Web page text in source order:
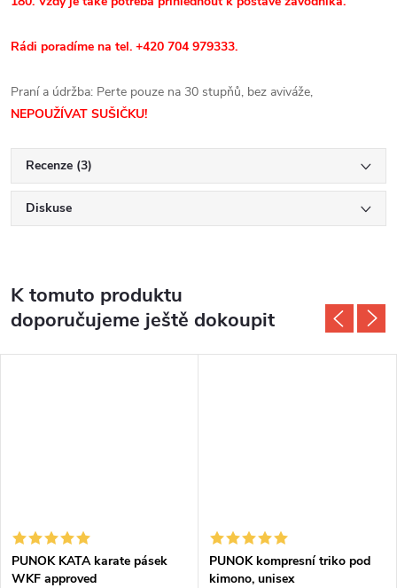
Rádi poradíme na tel. +420 704 979333.
Praní a údržba: Perte pouze na 30 stupňů, bez aviváže,
NEPOUŽÍVAT SUŠIČKU!
Recenze (3)
Diskuse
K tomuto produktu
doporučujeme ještě dokoupit
PUNOK KATA karate pásek
WKF approved
PUNOK kompresní triko pod
kimono, unisex